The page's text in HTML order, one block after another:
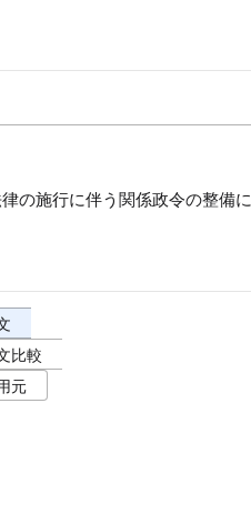
の施行に伴う関係政令の整備
示オプション（選択すると条文
比較
元